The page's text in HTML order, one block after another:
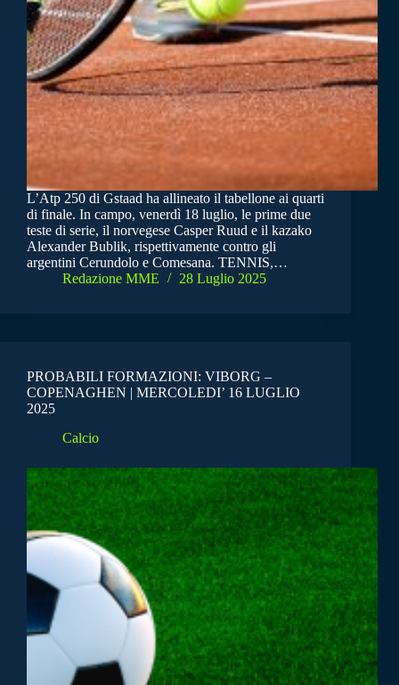
L’Atp 250 di Gstaad ha allineato il tabellone ai quarti
di finale. In campo, venerdì 18 luglio, le prime due
teste di serie, il norvegese Casper Ruud e il kazako
Alexander Bublik, rispettivamente contro gli
argentini Cerundolo e Comesana. TENNIS,…
Redazione MME
28 Luglio 2025
PROBABILI FORMAZIONI: VIBORG –
COPENAGHEN | MERCOLEDI’ 16 LUGLIO
2025
Calcio